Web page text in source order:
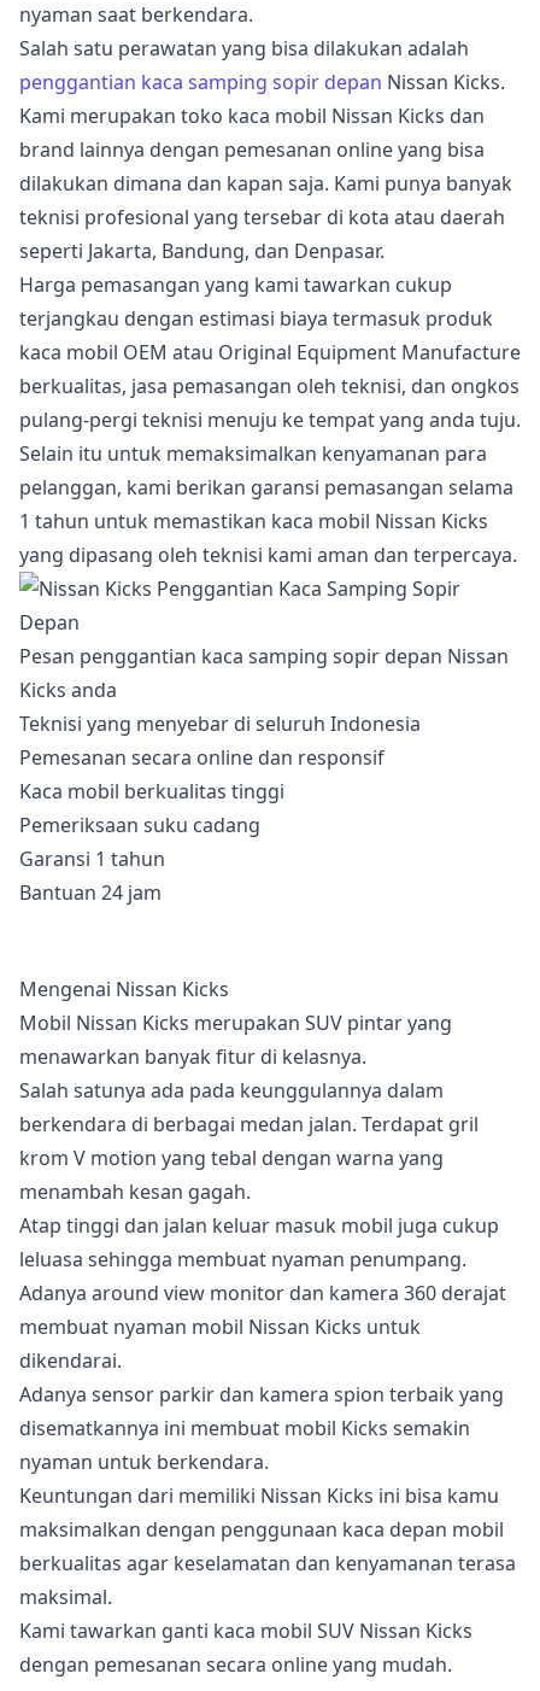
nyaman saat berkendara.
Salah satu perawatan yang bisa dilakukan adalah
penggantian kaca samping sopir depan Nissan Kicks.
Kami merupakan toko kaca mobil Nissan Kicks dan
brand lainnya dengan pemesanan online yang bisa
dilakukan dimana dan kapan saja. Kami punya banyak
teknisi profesional yang tersebar di kota atau daerah
seperti Jakarta, Bandung, dan Denpasar.
Harga pemasangan yang kami tawarkan cukup
terjangkau dengan estimasi biaya termasuk produk
kaca mobil OEM atau Original Equipment Manufacture
berkualitas, jasa pemasangan oleh teknisi, dan ongkos
pulang-pergi teknisi menuju ke tempat yang anda tuju.
Selain itu untuk memaksimalkan kenyamanan para
pelanggan, kami berikan garansi pemasangan selama
1 tahun untuk memastikan kaca mobil Nissan Kicks
yang dipasang oleh teknisi kami aman dan terpercaya.
Pesan penggantian kaca samping sopir depan Nissan
Kicks anda
Teknisi yang menyebar di seluruh Indonesia
Pemesanan secara online dan responsif
Kaca mobil berkualitas tinggi
Pemeriksaan suku cadang
Garansi 1 tahun
Bantuan 24 jam
Mengenai Nissan Kicks
Mobil Nissan Kicks merupakan SUV pintar yang
menawarkan banyak fitur di kelasnya.
Salah satunya ada pada keunggulannya dalam
berkendara di berbagai medan jalan. Terdapat gril
krom V motion yang tebal dengan warna yang
menambah kesan gagah.
Atap tinggi dan jalan keluar masuk mobil juga cukup
leluasa sehingga membuat nyaman penumpang.
Adanya around view monitor dan kamera 360 derajat
membuat nyaman mobil Nissan Kicks untuk
dikendarai.
Adanya sensor parkir dan kamera spion terbaik yang
disematkannya ini membuat mobil Kicks semakin
nyaman untuk berkendara.
Keuntungan dari memiliki Nissan Kicks ini bisa kamu
maksimalkan dengan penggunaan kaca depan mobil
berkualitas agar keselamatan dan kenyamanan terasa
maksimal.
Kami tawarkan ganti kaca mobil SUV Nissan Kicks
dengan pemesanan secara online yang mudah.